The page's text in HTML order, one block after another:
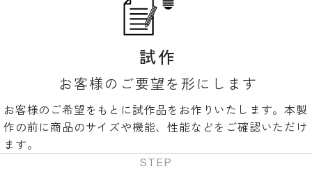
試作
お客様のご要望を形にします
お客様のご希望をもとに試作品をお作りいたします。本製
作の前に商品のサイズや機能、性能などをご確認いただけ
ます。
STEP